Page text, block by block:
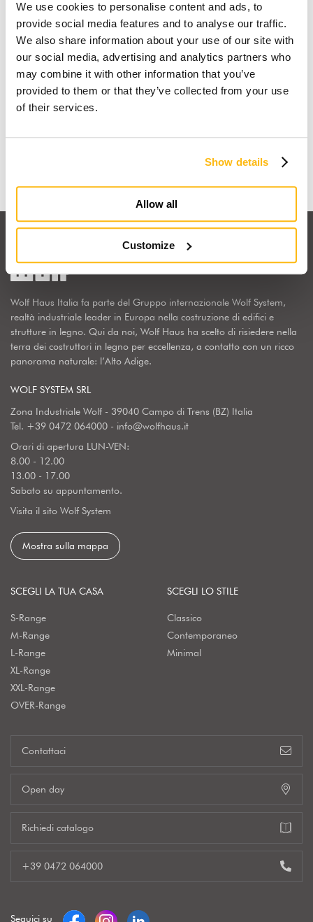
We use cookies to personalise content and ads, to
provide social media features and to analyse our traffic.
We also share information about your use of our site with
our social media, advertising and analytics partners who
may combine it with other information that you’ve
provided to them or that they’ve collected from your use
of their services.
Show details
Allow all
Customize
Io sogno una casa in legno
Wolf Haus Italia fa parte del Gruppo internazionale Wolf System,
realtà industriale leader in Europa nella costruzione di edifici e
strutture in legno. Qui da noi, Wolf Haus ha scelto di risiedere nella
terra dei costruttori in legno per eccellenza, a contatto con un ricco
panorama naturale: l’Alto Adige.
WOLF SYSTEM SRL
Zona Industriale Wolf - 39040 Campo di Trens (BZ) Italia
Tel. +39 0472 064000 - info@wolfhaus.it
Orari di apertura LUN-VEN:
8.00 - 12.00
13.00 - 17.00
Sabato su appuntamento.
Visita il sito Wolf System
Mostra sulla mappa
SCEGLI LA TUA CASA
S-Range
M-Range
L-Range
XL-Range
XXL-Range
OVER-Range
SCEGLI LO STILE
Classico
Contemporaneo
Minimal
Contattaci
Open day
Richiedi catalogo
+39 0472 064000
Seguici su